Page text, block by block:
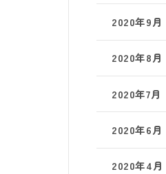
2020年9月
2020年8月
2020年7月
2020年6月
2020年4月